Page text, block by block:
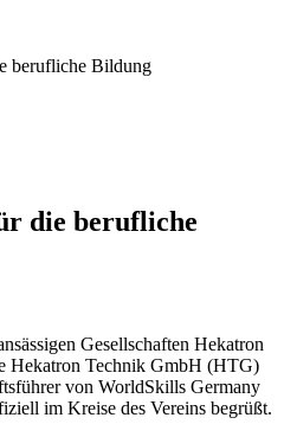
berufliche Bildung
die berufliche
Gesellschaften Hekatron
Hekatron Technik GmbH (HTG)
von WorldSkills Germany
im Kreise des Vereins begrüßt.